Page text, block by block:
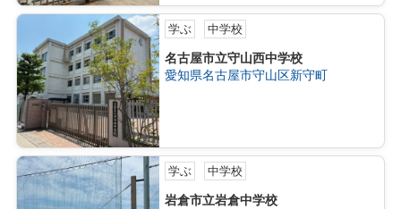
学ぶ 中学校
名古屋市立守山西中学校
愛知県名古屋市守山区新守町
学ぶ 中学校
岩倉市立岩倉中学校